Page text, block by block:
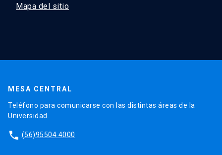
Mapa del sitio
MESA CENTRAL
Teléfono para comunicarse con las distintas áreas de la
Universidad.
phone (56)95504 4000